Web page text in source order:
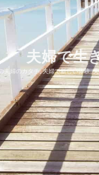
夫婦で生
夫婦のカタチ,夫婦で新しい体験,